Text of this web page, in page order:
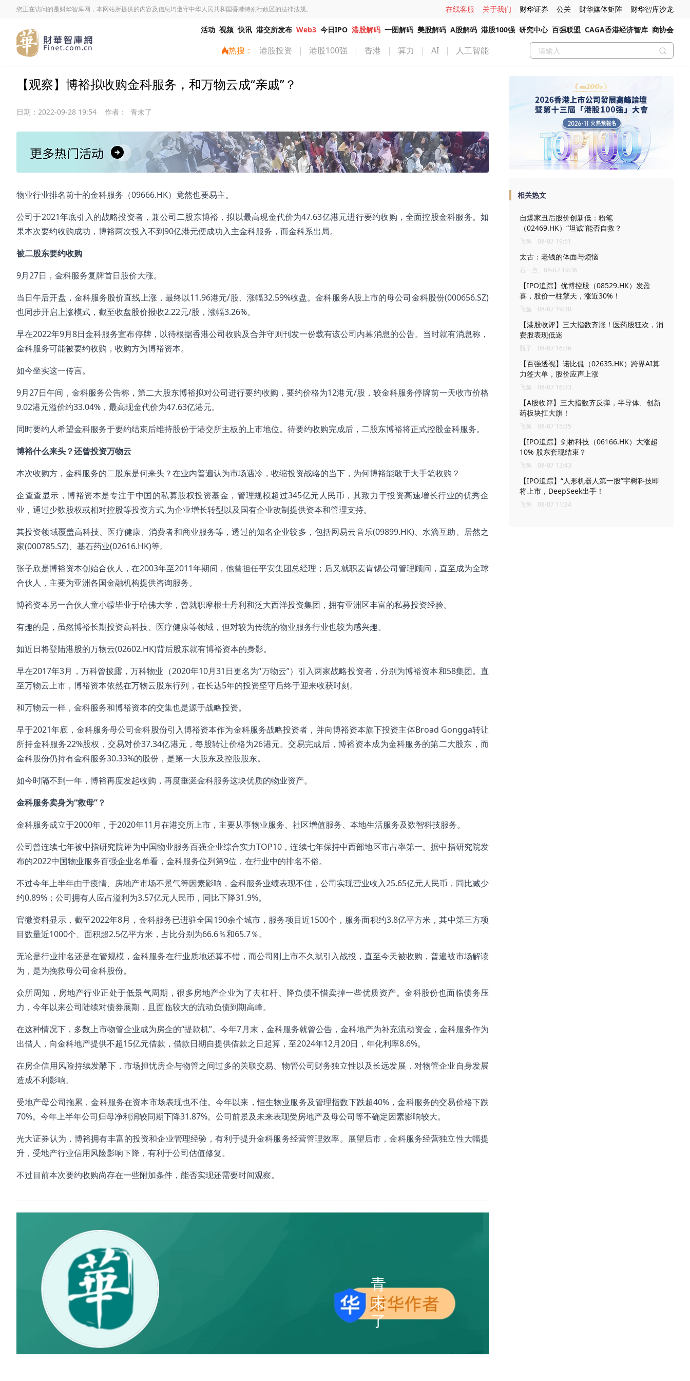
您正在访问的是财华智库网，本网站所提供的内容及信息均遵守中华人民共和国香港特别行政区的法律法规。 在线客服 关于我们 财华证券 公关 财华媒体矩阵 财华智库沙龙
活动 视频 快讯 港交所发布 Web3 今日IPO 港股解码 一图解码 美股解码 A股解码 港股100强 研究中心 百强联盟 CAGA香港经济智库 商协会
热搜： 港股投资 | 港股100强 | 香港 | 算力 | AI | 人工智能
【观察】博裕拟收购金科服务，和万物云成“亲戚”？
日期： 2022-09-28 19:54 作者： 青未了
物业行业排名前十的金科服务（09666.HK）竟然也要易主。
公司于2021年底引入的战略投资者，兼公司二股东博裕，拟以最高现金代价为47.63亿港元进行要约收购，全面控股金科服务。如
果本次要约收购成功，博裕两次投入不到90亿港元便成功入主金科服务，而金科系出局。
被二股东要约收购
9月27日，金科服务复牌首日股价大涨。
当日午后开盘，金科服务股价直线上涨，最终以11.96港元/股、涨幅32.59%收盘。金科服务A股上市的母公司金科股份(000656.SZ)
也同步开启上涨模式，截至收盘股价报收2.22元/股，涨幅3.26%。
早在2022年9月8日金科服务宣布停牌，以待根据香港公司收购及合并守则刊发一份载有该公司内幕消息的公告。当时就有消息称，
金科服务可能被要约收购，收购方为博裕资本。
如今坐实这一传言。
9月27日午间，金科服务公告称，第二大股东博裕拟对公司进行要约收购，要约价格为12港元/股，较金科服务停牌前一天收市价格
9.02港元溢价约33.04%，最高现金代价为47.63亿港元。
同时要约人希望金科服务于要约结束后维持股份于港交所主板的上市地位。待要约收购完成后，二股东博裕将正式控股金科服务。
博裕什么来头？还曾投资万物云
本次收购方，金科服务的二股东是何来头？在业内普遍认为市场遇冷，收缩投资战略的当下，为何博裕能敢于大手笔收购？
企查查显示，博裕资本是专注于中国的私募股权投资基金，管理规模超过345亿元人民币，其致力于投资高速增长行业的优秀企
业，通过少数股权或相对控股等投资方式,为企业增长转型以及国有企业改制提供资本和管理支持。
其投资领域覆盖高科技、医疗健康、消费者和商业服务等，透过的知名企业较多，包括网易云音乐(09899.HK)、水滴互助、居然之
家(000785.SZ)、基石药业(02616.HK)等。
张子欣是博裕资本创始合伙人，在2003年至2011年期间，他曾担任平安集团总经理；后又就职麦肯锡公司管理顾问，直至成为全球
合伙人，主要为亚洲各国金融机构提供咨询服务。
博裕资本另一合伙人童小幪毕业于哈佛大学，曾就职摩根士丹利和泛大西洋投资集团，拥有亚洲区丰富的私募投资经验。
有趣的是，虽然博裕长期投资高科技、医疗健康等领域，但对较为传统的物业服务行业也较为感兴趣。
如近日将登陆港股的万物云(02602.HK)背后股东就有博裕资本的身影。
早在2017年3月，万科曾披露，万科物业（2020年10月31日更名为“万物云”）引入两家战略投资者，分别为博裕资本和58集团。直
至万物云上市，博裕资本依然在万物云股东行列，在长达5年的投资坚守后终于迎来收获时刻。
和万物云一样，金科服务和博裕资本的交集也是源于战略投资。
早于2021年底，金科服务母公司金科股份引入博裕资本作为金科服务战略投资者，并向博裕资本旗下投资主体Broad Gongga转让
所持金科服务22%股权，交易对价37.34亿港元，每股转让价格为26港元。交易完成后，博裕资本成为金科服务的第二大股东，而
金科股份仍持有金科服务30.33%的股份，是第一大股东及控股股东。
如今时隔不到一年，博裕再度发起收购，再度垂涎金科服务这块优质的物业资产。
金科服务卖身为“救母”？
金科服务成立于2000年，于2020年11月在港交所上市，主要从事物业服务、社区增值服务、本地生活服务及数智科技服务。
公司曾连续七年被中指研究院评为中国物业服务百强企业综合实力TOP10，连续七年保持中西部地区市占率第一。据中指研究院发
布的2022中国物业服务百强企业名单看，金科服务位列第9位，在行业中的排名不俗。
不过今年上半年由于疫情、房地产市场不景气等因素影响，金科服务业绩表现不佳，公司实现营业收入25.65亿元人民币，同比减少
约0.89%；公司拥有人应占溢利为3.57亿元人民币，同比下降31.9%。
官微资料显示，截至2022年8月，金科服务已进驻全国190余个城市，服务项目近1500个，服务面积约3.8亿平方米，其中第三方项
目数量近1000个、面积超2.5亿平方米，占比分别为66.6％和65.7％。
无论是行业排名还是在管规模，金科服务在行业质地还算不错，而公司刚上市不久就引入战投，直至今天被收购，普遍被市场解读
为，是为挽救母公司金科股份。
众所周知，房地产行业正处于低景气周期，很多房地产企业为了去杠杆、降负债不惜卖掉一些优质资产。金科股份也面临债务压
力，今年以来公司陆续对债券展期，且面临较大的流动负债到期高峰。
在这种情况下，多数上市物管企业成为房企的“提款机”。今年7月末，金科服务就曾公告，金科地产为补充流动资金，金科服务作为
出借人，向金科地产提供不超15亿元借款，借款日期自提供借款之日起算，至2024年12月20日，年化利率8.6%。
在房企信用风险持续发酵下，市场担忧房企与物管之间过多的关联交易、物管公司财务独立性以及长远发展，对物管企业自身发展
造成不利影响。
受地产母公司拖累，金科服务在资本市场表现也不佳。今年以来，恒生物业服务及管理指数下跌超40%，金科服务的交易价格下跌
70%。今年上半年公司归母净利润较同期下降31.87%。公司前景及未来表现受房地产及母公司等不确定因素影响较大。
光大证券认为，博裕拥有丰富的投资和企业管理经验，有利于提升金科服务经营管理效率。展望后市，金科服务经营独立性大幅提
升，受地产行业信用风险影响下降，有利于公司估值修复。
不过目前本次要约收购尚存在一些附加条件，能否实现还需要时间观察。
青
未
了
相关热文
自爆家丑后股价创新低：粉笔
（02469.HK）“坦诚”能否自救？
飞鱼 08-07 19:51
太古：老钱的体面与烦恼
石一点 08-07 19:36
【IPO追踪】优博控股（08529.HK）发盈
喜，股价一柱擎天，涨近30%！
飞鱼 08-07 19:30
【港股收评】三大指数齐涨！医药股狂欢，消
费股表现低迷
瓶子 08-07 16:36
【百强透视】诺比侃（02635.HK）跨界AI算
力签大单，股价应声上涨
飞鱼 08-07 16:33
【A股收评】三大指数齐反弹，半导体、创新
药板块扛大旗！
飞鱼 08-07 15:35
【IPO追踪】剑桥科技（06166.HK）大涨超
10% 股东套现结束？
飞鱼 08-07 13:43
【IPO追踪】“人形机器人第一股”宇树科技即
将上市，DeepSeek出手！
飞鱼 08-07 11:34